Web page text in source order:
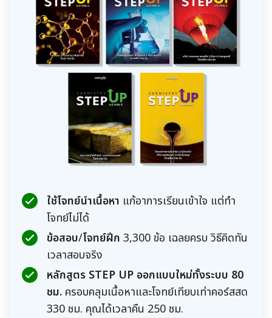
ใช้โจทย์นำเนื้อหา แก้อาการเรียนเข้าใจ แต่ทำ
โจทย์ไม่ได้
ข้อสอบ/โจทย์ฝึก 3,300 ข้อ เฉลยครบ วิธีคิดทัน
เวลาสอบจริง
หลักสูตร STEP UP ออกแบบใหม่ทั้งระบบ 80
ชม. ครอบคลุมเนื้อหาและโจทย์เทียบเท่าคอร์สสด
330 ชม. คุณได้เวลาคืน 250 ชม.